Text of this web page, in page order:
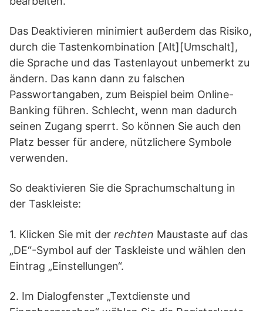
Das Deaktivieren minimiert außerdem das Risiko,
durch die Tastenkombination [Alt][Umschalt],
die Sprache und das Tastenlayout unbemerkt zu
ändern. Das kann dann zu falschen
Passwortangaben, zum Beispiel beim Online-
Banking führen. Schlecht, wenn man dadurch
seinen Zugang sperrt. So können Sie auch den
Platz besser für andere, nützlichere Symbole
verwenden.
So deaktivieren Sie die Sprachumschaltung in
der Taskleiste:
1. Klicken Sie mit der rechten Maustaste auf das
„DE“-Symbol auf der Taskleiste und wählen den
Eintrag „Einstellungen“.
2. Im Dialogfenster „Textdienste und